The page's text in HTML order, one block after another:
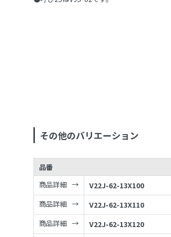
その他のバリエーション
品番
商品詳細
V22J-62-13X100
商品詳細
V22J-62-13X110
商品詳細
V22J-62-13X120